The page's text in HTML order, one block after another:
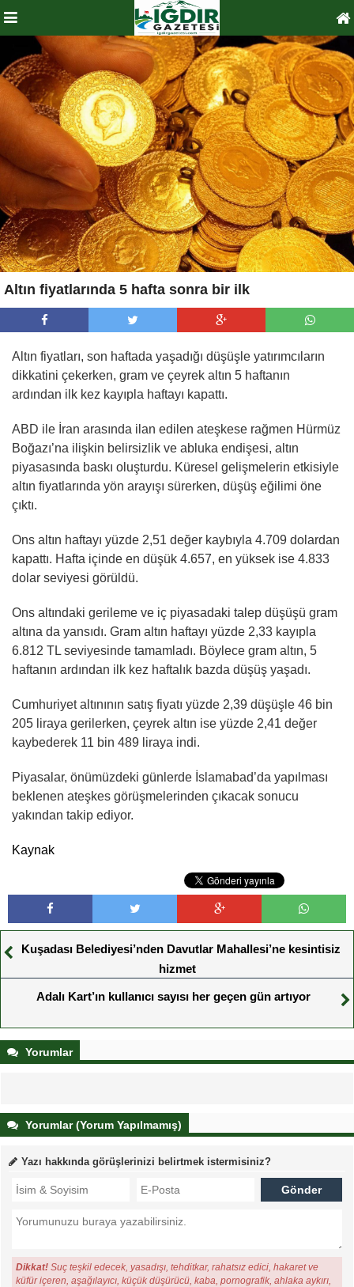
Altın fiyatlarında 5 hafta sonra bir ilk
Altın fiyatları, son haftada yaşadığı düşüşle yatırımcıların
dikkatini çekerken, gram ve çeyrek altın 5 haftanın
ardından ilk kez kayıpla haftayı kapattı.
ABD ile İran arasında ilan edilen ateşkese rağmen Hürmüz
Boğazı’na ilişkin belirsizlik ve abluka endişesi, altın
piyasasında baskı oluşturdu. Küresel gelişmelerin etkisiyle
altın fiyatlarında yön arayışı sürerken, düşüş eğilimi öne
çıktı.
Ons altın haftayı yüzde 2,51 değer kaybıyla 4.709 dolardan
kapattı. Hafta içinde en düşük 4.657, en yüksek ise 4.833
dolar seviyesi görüldü.
Ons altındaki gerileme ve iç piyasadaki talep düşüşü gram
altına da yansıdı. Gram altın haftayı yüzde 2,33 kayıpla
6.812 TL seviyesinde tamamladı. Böylece gram altın, 5
haftanın ardından ilk kez haftalık bazda düşüş yaşadı.
Cumhuriyet altınının satış fiyatı yüzde 2,39 düşüşle 46 bin
205 liraya gerilerken, çeyrek altın ise yüzde 2,41 değer
kaybederek 11 bin 489 liraya indi.
Piyasalar, önümüzdeki günlerde İslamabad’da yapılması
beklenen ateşkes görüşmelerinden çıkacak sonucu
yakından takip ediyor.
Kaynak
Kuşadası Belediyesi’nden Davutlar Mahallesi’ne kesintisiz
hizmet
Adalı Kart’ın kullanıcı sayısı her geçen gün artıyor
Yorumlar
Yorumlar (Yorum Yapılmamış)
Yazı hakkında görüşlerinizi belirtmek istermisiniz?
Dikkat! Suç teşkil edecek, yasadışı, tehditkar, rahatsız edici, hakaret ve
küfür içeren, aşağılayıcı, küçük düşürücü, kaba, pornografik, ahlaka aykırı,